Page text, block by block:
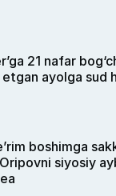
21 nafar
ayolga sud
boshimga
Oripovni siyosiy